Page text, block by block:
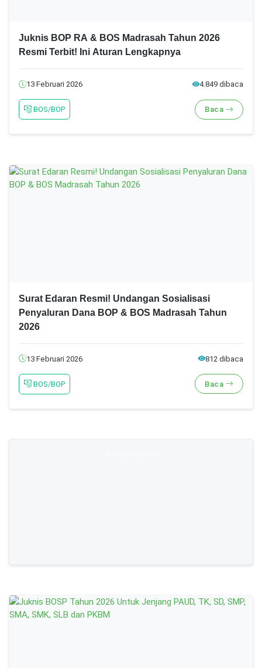
Juknis BOP RA & BOS Madrasah Tahun 2026
Resmi Terbit! Ini Aturan Lengkapnya
13 Februari 2026 4.849 dibaca
BOS/BOP Baca
Surat Edaran Resmi! Undangan Sosialisasi
Penyaluran Dana BOP & BOS Madrasah Tahun
2026
13 Februari 2026 812 dibaca
BOS/BOP Baca